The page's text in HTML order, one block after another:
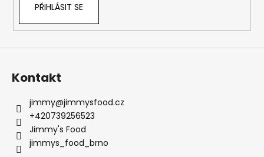
ý
p
PŘIHLÁSIT SE
Kontakt
jimmy@jimmysfood.cz
+420739256523
Jimmy's Food
jimmys_food_brno